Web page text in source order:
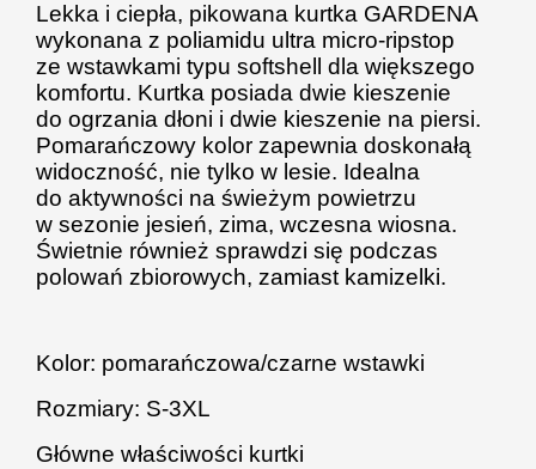
Lekka i ciepła, pikowana kurtka GARDENA
wykonana z poliamidu ultra micro-ripstop
ze wstawkami typu softshell dla większego
komfortu. Kurtka posiada dwie kieszenie
do ogrzania dłoni i dwie kieszenie na piersi.
Pomarańczowy kolor zapewnia doskonałą
widoczność, nie tylko w lesie. Idealna
do aktywności na świeżym powietrzu
w sezonie jesień, zima, wczesna wiosna.
Świetnie również sprawdzi się podczas
polowań zbiorowych, zamiast kamizelki.
Kolor: pomarańczowa/czarne wstawki
Rozmiary: S-3XL
Główne właściwości kurtki